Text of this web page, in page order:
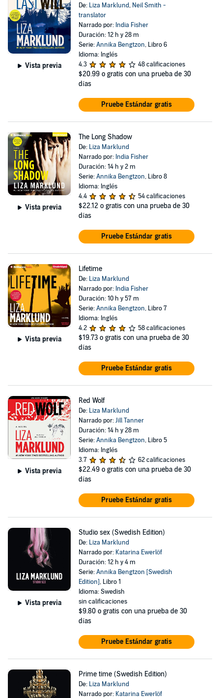
Vista previa
De: Liza Marklund, Neil Smith -
translator
Narrado por: India Fisher
Duración: 12 h y 28 m
Serie:Annika Bengtzon, Libro 6
Idioma: Inglés
4.3
48 calificaciones
$20.99 o gratis con una prueba de 30
días
Pruebe Estándar gratis
Vista previa
The Long Shadow
De: Liza Marklund
Narrado por: India Fisher
Duración: 14 h y 2 m
Serie:Annika Bengtzon, Libro 8
Idioma: Inglés
4.4
54 calificaciones
$22.12 o gratis con una prueba de 30
días
Pruebe Estándar gratis
Vista previa
Lifetime
De: Liza Marklund
Narrado por: India Fisher
Duración: 10 h y 57 m
Serie:Annika Bengtzon, Libro 7
Idioma: Inglés
4.2
58 calificaciones
$19.73 o gratis con una prueba de 30
días
Pruebe Estándar gratis
Vista previa
Red Wolf
De: Liza Marklund
Narrado por:Jill Tanner
Duración: 14 h y 28 m
Serie:Annika Bengtzon, Libro 5
Idioma: Inglés
3.7
62 calificaciones
$22.49 o gratis con una prueba de 30
días
Pruebe Estándar gratis
Vista previa
Studio sex (Swedish Edition)
De: Liza Marklund
Narrado por: Katarina Ewerlöf
Duración: 12 h y 4 m
Serie:Annika Bengtzon [Swedish
Edition], Libro 1
Idioma: Swedish
sin calificaciones
$9.80 o gratis con una prueba de 30
días
Pruebe Estándar gratis
Prime time (Swedish Edition)
De: Liza Marklund
Narrado por: Katarina Ewerlöf